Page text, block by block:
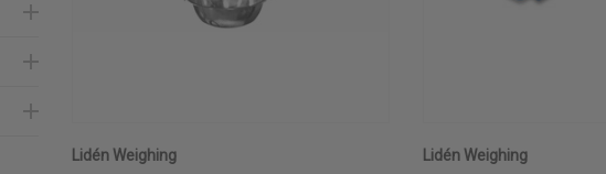
Lidén Weighing Lidén Weighing